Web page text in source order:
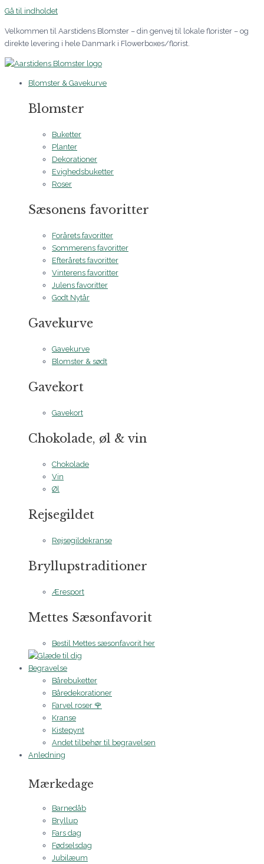
Gå til indholdet
Velkommen til Aarstidens Blomster – din genvej til lokale florister – og
direkte levering i hele Danmark i Flowerboxes/florist.
Blomster & Gavekurve
Blomster
Buketter
Planter
Dekorationer
Evighedsbuketter
Roser
Sæsonens favoritter
Forårets favoritter
Sommerens favoritter
Efterårets favoritter
Vinterens favoritter
Julens favoritter
Godt Nytår
Gavekurve
Gavekurve
Blomster & sødt
Gavekort
Gavekort
Chokolade, øl & vin
Chokolade
Vin
Øl
Rejsegildet
Rejsegildekranse
Bryllupstraditioner
Æresport
Mettes Sæsonfavorit
Bestil Mettes sæsonfavorit her
Begravelse
Bårebuketter
Båredekorationer
Farvel roser 🌹
Kranse
Kistepynt
Andet tilbehør til begravelsen
Anledning
Mærkedage
Barnedåb
Bryllup
Fars dag
Fødselsdag
Jubilæum